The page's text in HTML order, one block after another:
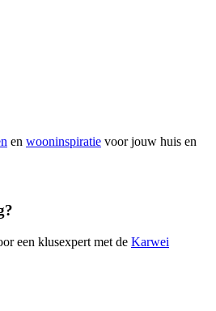
en wooninspiratie voor jouw huis en
een klusexpert met de Karwei